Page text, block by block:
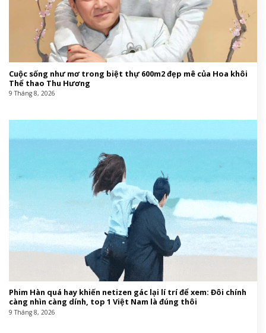
Cuộc sống như mơ trong biệt thự 600m2 đẹp mê của Hoa khôi
Thể thao Thu Hương
9 Tháng 8, 2026
Phim Hàn quá hay khiến netizen gác lại lí trí để xem: Đôi chính
càng nhìn càng dính, top 1 Việt Nam là đúng thôi
9 Tháng 8, 2026